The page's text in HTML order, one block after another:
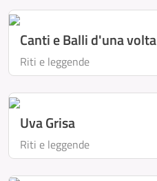
Canti e Balli d'una volta
Riti e leggende
Uva Grisa
Riti e leggende